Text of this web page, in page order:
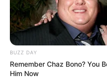
BUZZ DAY
Remember Chaz Bono? You
Him Now